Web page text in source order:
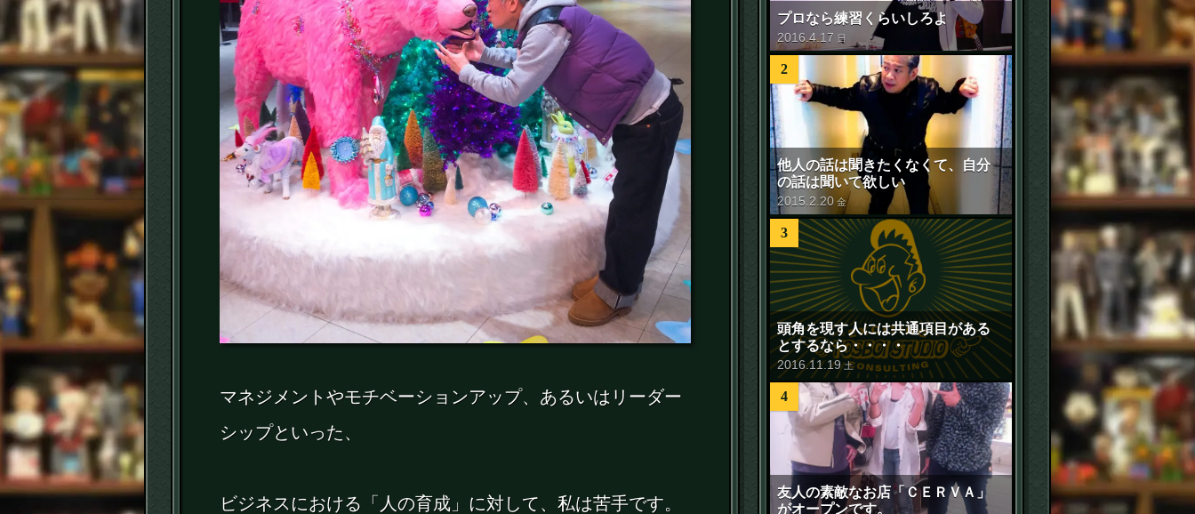
マネジメントやモチベーションアップ、あるいはリーダー
シップといった、
ビジネスにおける「人の育成」に対して、私は苦手です。
プロなら練習くらいしろよ
2016 .4.17 日
2
他人の話は聞きたくなくて、自分
の話は聞いて欲しい
2015 2 20 金
3
頭角を現す人には共通項目がある
とするなら・・・・
2016.11.19 土
4
友人の素敵なお店「ＣＥＲＶＡ」
がオープンです。